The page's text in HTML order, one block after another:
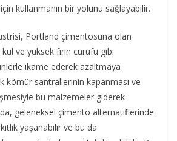
kullanmanın bir yolunu sağlayabilir.
Portland çimentosuna olan
kül ve yüksek fırın cürufu gibi
ikame ederek azaltmaya
kömür santrallerinin kapanması ve
bu malzemeler giderek
geleneksel çimento alternatiflerinde
yaşanabilir ve bu da